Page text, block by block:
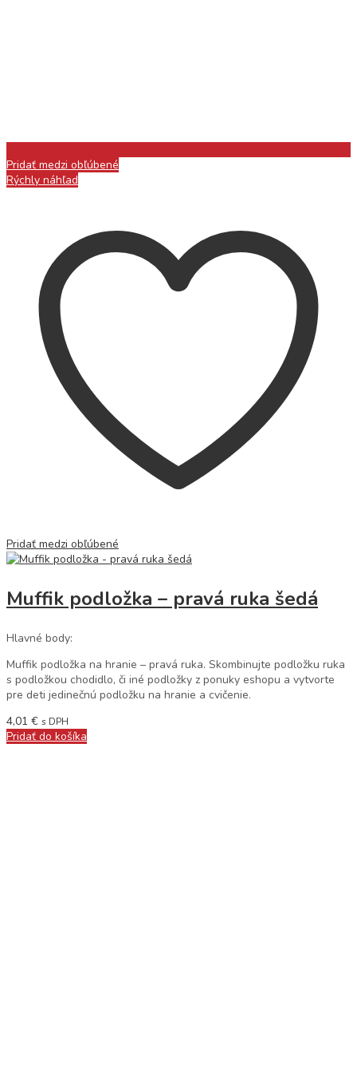
Pridať medzi obľúbené
Rýchly náhľad
Pridať medzi obľúbené
Muffik podložka – pravá ruka šedá
Hlavné body:
Muffik podložka na hranie – pravá ruka. Skombinujte podložku ruka
s podložkou chodidlo, či iné podložky z ponuky eshopu a vytvorte
pre deti jedinečnú podložku na hranie a cvičenie.
4,01 € s DPH
Pridať do košíka